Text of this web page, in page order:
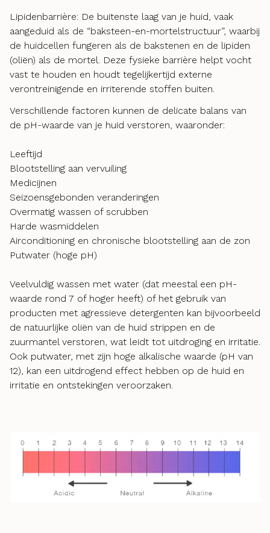
Lipidenbarrière: De buitenste laag van je huid, vaak
aangeduid als de “baksteen-en-mortelstructuur”, waarbij
de huidcellen fungeren als de bakstenen en de lipiden
(oliën) als de mortel. Deze fysieke barrière helpt vocht
vast te houden en houdt tegelijkertijd externe
verontreinigende en irriterende stoffen buiten.
Verschillende factoren kunnen de delicate balans van
de pH-waarde van je huid verstoren, waaronder:
Leeftijd
Blootstelling aan vervuiling
Medicijnen
Seizoensgebonden veranderingen
Overmatig wassen of scrubben
Harde wasmiddelen
Airconditioning en chronische blootstelling aan de zon
Putwater (hoge pH)
Veelvuldig wassen met water (dat meestal een pH-
waarde rond 7 of hoger heeft) of het gebruik van
producten met agressieve detergenten kan bijvoorbeeld
de natuurlijke oliën van de huid strippen en de
zuurmantel verstoren, wat leidt tot uitdroging en irritatie.
Ook putwater, met zijn hoge alkalische waarde (pH van
12), kan een uitdrogend effect hebben op de huid en
irritatie en ontstekingen veroorzaken.